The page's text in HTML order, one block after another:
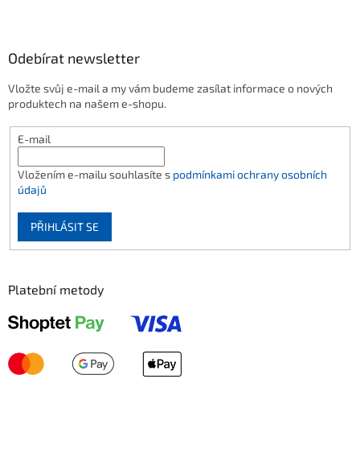
Odebírat newsletter
Vložte svůj e-mail a my vám budeme zasílat informace o nových
produktech na našem e-shopu.
E-mail
Vložením e-mailu souhlasíte s podmínkami ochrany osobních
údajů
PŘIHLÁSIT SE
Platební metody